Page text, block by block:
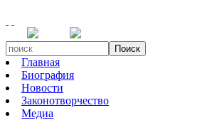
Поиск
Главная
Биография
Новости
Законотворчество
Медиа